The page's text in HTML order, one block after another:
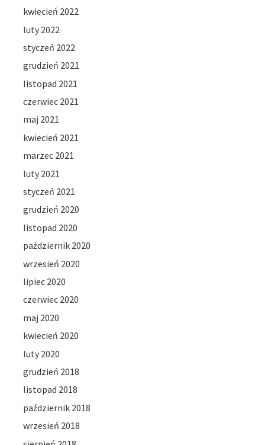
kwiecień 2022
luty 2022
styczeń 2022
grudzień 2021
listopad 2021
czerwiec 2021
maj 2021
kwiecień 2021
marzec 2021
luty 2021
styczeń 2021
grudzień 2020
listopad 2020
październik 2020
wrzesień 2020
lipiec 2020
czerwiec 2020
maj 2020
kwiecień 2020
luty 2020
grudzień 2018
listopad 2018
październik 2018
wrzesień 2018